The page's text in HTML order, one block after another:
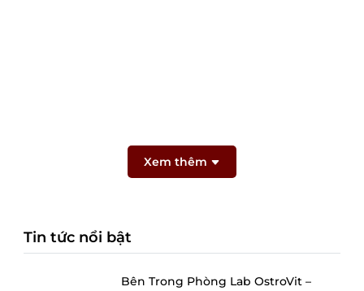
Xem thêm
Tin tức nổi bật
Bên Trong Phòng Lab OstroVit –